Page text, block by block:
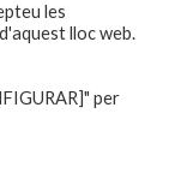
les
lloc web.
per